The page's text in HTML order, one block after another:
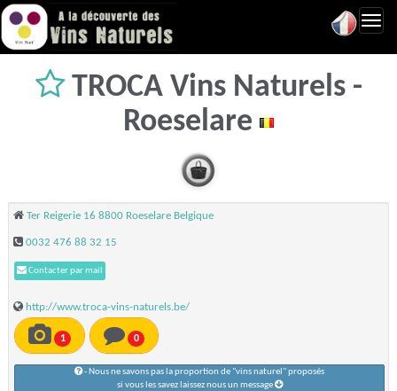
TROCA Vins Naturels -
Roeselare
Ter Reigerie 16 8800 Roeselare Belgique
0032 476 88 32 15
Contacter par mail
http://www.troca-vins-naturels.be/
1 0
- Nous ne savons pas la proportion de "vins naturel" proposés
si vous les savez laissez nous un message